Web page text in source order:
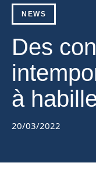
NEWS
Des
à
20/03/2022